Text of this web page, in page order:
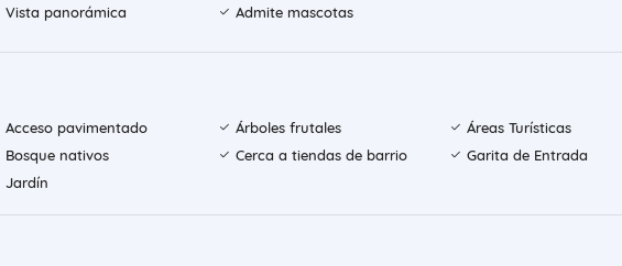
Vista panorámica Admite mascotas
Acceso pavimentado Árboles frutales
Áreas Turísticas
Bosque nativos
Cerca a tiendas de barrio
Garita de Entrada
Jardín